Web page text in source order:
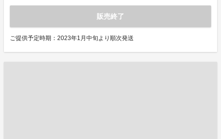
販売終了
ご提供予定時期：2023年1月中旬より順次発送